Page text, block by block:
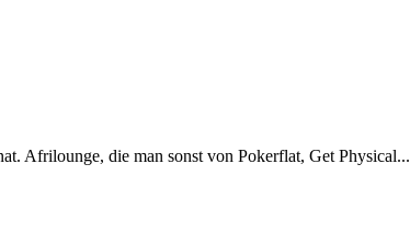
Afrilounge, die man sonst von Pokerflat, Get Physical...